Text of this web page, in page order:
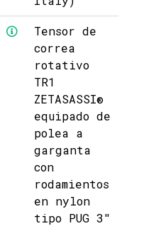
Tensor de
correa
rotativo
TR1
ZETASASSI®
equipado de
polea a
garganta
con
rodamientos
en nylon
tipo PUG 3"